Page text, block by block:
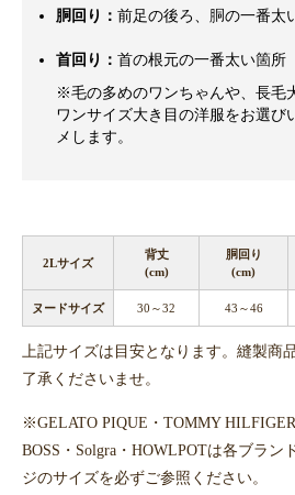
胴回り： 前足の後ろ、胴の一番太
首回り： 首の根元の一番太い箇所
※毛の多めのワンちゃんや、長毛
ワンサイズ大き目の洋服をお選び
メします。
2Lサイズ
背丈
(cm)
胴回り
(cm)
ヌードサイズ 30～32 43～46
上記サイズは目安となります。縫製商
了承くださいませ。
※GELATO PIQUE・TOMMY
BOSS・Solgra・HOWLPOTは各ブラン
ジのサイズを必ずご参照ください。